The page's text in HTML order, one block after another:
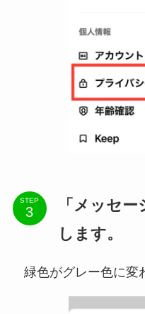
STEP
「メッセ
します。
緑色がグレー色に変